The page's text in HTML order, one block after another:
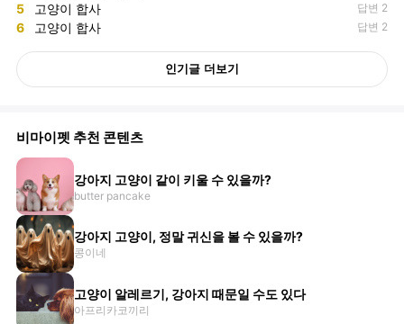
5 고양이 합사 답변 2
6 고양이 합사 답변 2
인기글 더보기
비마이펫 추천 콘텐츠
강아지 고양이 같이 키울 수 있을까?
butter pancake
강아지 고양이, 정말 귀신을 볼 수 있을까?
콩이네
고양이 알레르기, 강아지 때문일 수도 있다
아프리카코끼리